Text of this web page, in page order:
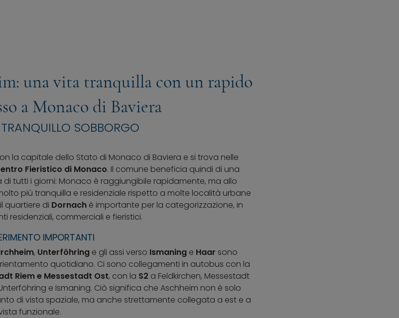
una vita tranquilla con un rapido
a Monaco di Baviera
SOBBORGO
la capitale dello Stato di Monaco di Baviera e si trova nelle
Fieristico di Monaco. Il comune beneficia quindi di una
tutti i giorni: Monaco è raggiungibile rapidamente, ma allo
più tranquilla e residenziale rispetto a molte località urbane
quartiere di Dornach è importante per la categorizzazione, in
residenziali, commerciali e fieristici.
IMPORTANTI
, Unterföhring e gli assi verso Ismaning e Haar sono
quotidiano. Ci sono collegamenti in autobus con la
Riem e Messestadt Ost, con la S2 a Feldkirchen, Messestadt
e Ismaning. Ciò significa che Aschheim non è solo
di vista spaziale, ma anche strettamente collegata a est e a
funzionale.